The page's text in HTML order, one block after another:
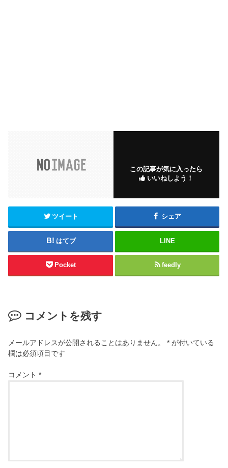
この記事が気に入ったら
いいねしよう！
ツイート シェア
はてブ LINE
Pocket feedly
コメントを残す
メールアドレスが公開されることはありません。 * が付いている
欄は必須項目です
コメント*